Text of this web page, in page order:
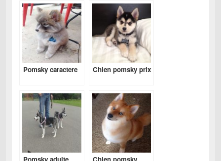
Pomsky caractere Chien pomsky prix
Pomsky adulte Chien pomsky